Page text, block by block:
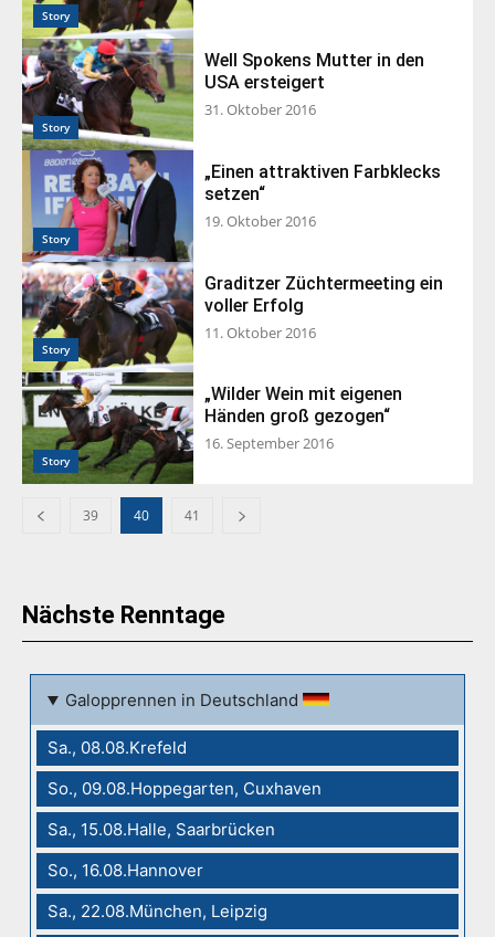
Story
Story
Well Spokens Mutter in den
USA ersteigert
31. Oktober 2016
Story
„Einen attraktiven Farbklecks
setzen“
19. Oktober 2016
Story
Graditzer Züchtermeeting ein
voller Erfolg
11. Oktober 2016
Story
„Wilder Wein mit eigenen
Händen groß gezogen“
16. September 2016
39 40 41
Nächste Renntage
Galopprennen in Deutschland
Sa., 08.08.Krefeld
So., 09.08.Hoppegarten, Cuxhaven
Sa., 15.08.Halle, Saarbrücken
So., 16.08.Hannover
Sa., 22.08.München, Leipzig